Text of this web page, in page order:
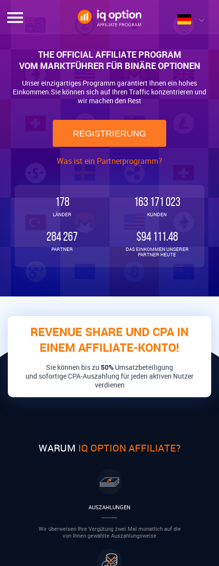
THE OFFICIAL AFFILIATE PROGRAM
VOM MARKTFÜHRER FÜR BINÄRE OPTIONEN
Unser einzigartiges Programm garantiert Ihnen ein hohes
Einkommen.Sie können sich auf Ihren Traffic konzentrieren und
wir machen den Rest
REGISTRIERUNG
Was ist ein Partnerprogramm?
178
LÄNDER
163 171 023
KUNDEN
284 267
PARTNER
$94 111.48
DAS EINKOMMEN UNSERER
PARTNER HEUTE
REVENUE SHARE UND CPA IN
EINEM AFFILIATE-KONTO!
Sie können bis zu 50% Umsatzbeteiligung
und sofortige CPA-Auszahlung für jeden aktiven Nutzer
verdienen
WARUM IQ OPTION AFFILIATE?
AUSZAHLUNGEN
Wir überweisen Ihre Vergütung zwei Mal monatlich auf die
von Ihnen gewählte Auszahlungsweise